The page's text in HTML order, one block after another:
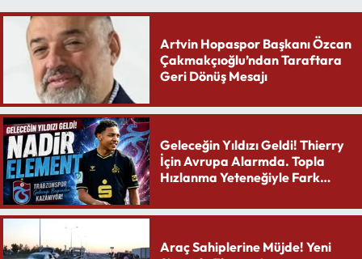
Artvin Hopaspor Başkanı Özcan
Çakmakçıoğlu’ndan Taraftara
Geri Dönüş Mesajı
Geleceğin Yıldızı Geldi! Thierry
İçin Avrupa Alarmda. Topla
Hızlanma Yeteneğiyle Fark
Araç Sahiplerine Müjde! Yeni